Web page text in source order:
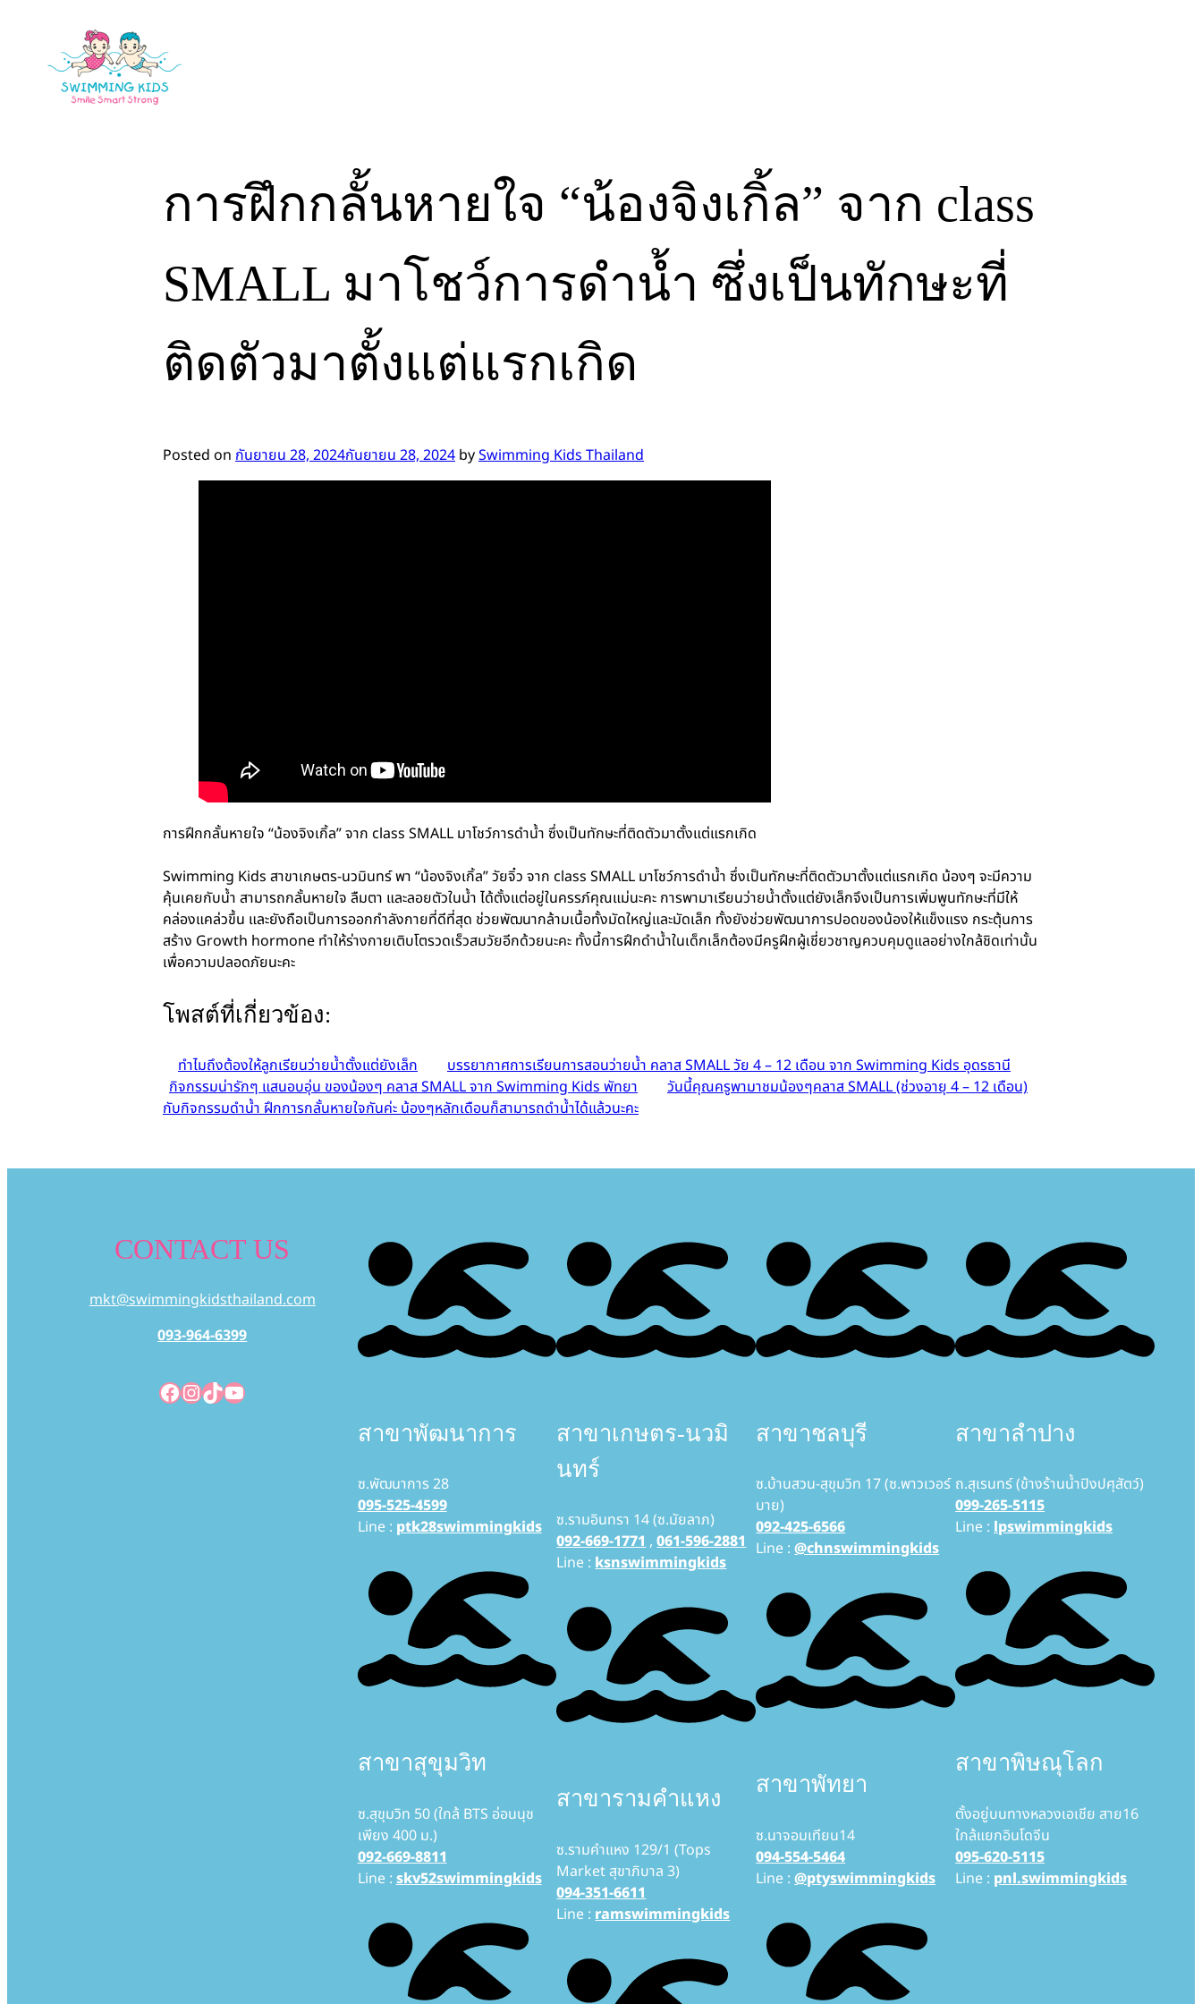
การฝึกกลั้นหายใจ “น้องจิงเกิ้ล” จาก class
SMALL มาโชว์การดำน้ำ ซึ่งเป็นทักษะที่
ติดตัวมาตั้งแต่แรกเกิด
Posted on กันยายน 28, 2024กันยายน 28, 2024 bySwimming Kids Thailand
การฝึกกลั้นหายใจ “น้องจิงเกิ้ล” จาก class SMALL มาโชว์การดำน้ำ ซึ่งเป็นทักษะที่ติดตัวมาตั้งแต่แรกเกิด
Swimming Kids สาขาเกษตร-นวมินทร์ พา “น้องจิงเกิ้ล” วัยจิ๋ว จาก class SMALL มาโชว์การดำน้ำ ซึ่งเป็นทักษะที่ติดตัวมาตั้งแต่แรกเกิด น้องๆ จะมีความ
คุ้นเคยกับน้ำ สามารถกลั้นหายใจ ลืมตา และลอยตัวในน้ำ ได้ตั้งแต่อยู่ในครรภ์คุณแม่นะคะ การพามาเรียนว่ายน้ำตั้งแต่ยังเล็กจึงเป็นการเพิ่มพูนทักษะที่มีให้
คล่องแคล่วขึ้น และยังถือเป็นการออกกำลังกายที่ดีที่สุด ช่วยพัฒนากล้ามเนื้อทั้งมัดใหญ่และมัดเล็ก ทั้งยังช่วยพัฒนาการปอดของน้องให้แข็งแรง กระตุ้นการ
สร้าง Growth hormone ทำให้ร่างกายเติบโตรวดเร็วสมวัยอีกด้วยนะคะ ทั้งนี้การฝึกดำน้ำในเด็กเล็กต้องมีครูฝึกผู้เชี่ยวชาญควบคุมดูแลอย่างใกล้ชิดเท่านั้น
เพื่อความปลอดภัยนะคะ
โพสต์ที่เกี่ยวข้อง:
ทำไมถึงต้องให้ลูกเรียนว่ายน้ำตั้งแต่ยังเล็ก
บรรยากาศการเรียนการสอนว่ายน้ำ คลาส SMALL วัย 4 – 12 เดือน จาก Swimming Kids อุดรธานี
กิจกรรมน่ารักๆ แสนอบอุ่น ของน้องๆ คลาส SMALL จาก Swimming Kids พัทยา
วันนี้คุณครูพามาชมน้องๆคลาส SMALL (ช่วงอายุ 4 – 12 เดือน)
กับกิจกรรมดำน้ำ ฝึกการกลั้นหายใจกันค่ะ น้องๆหลักเดือนก็สามารถดำน้ำได้แล้วนะคะ
CONTACT US
mkt@swimmingkidsthailand.com
093-964-6399
Facebook
Instagram
TikTok
YouTube
สาขาพัฒนาการ
ซ.พัฒนาการ 28
095-525-4599
Line : ptk28swimmingkids
สาขาสุขุมวิท
ซ.สุขุมวิท 50 (ใกล้ BTS อ่อนนุช
เพียง 400 ม.)
092-669-8811
Line : skv52swimmingkids
สาขาเกษตร-นวมิ
นทร์
ซ.รามอินทรา 14 (ซ.มัยลาภ)
092-669-1771,061-596-2881
Line :ksnswimmingkids
สาขารามคำแหง
ซ.รามคำแหง 129/1 (Tops
Market สุขาภิบาล 3)
094-351-6611
Line : ramswimmingkids
สาขาชลบุรี
ซ.บ้านสวน-สุขุมวิท 17 (ซ.พาวเวอร์
บาย)
092-425-6566
Line :@chnswimmingkids
สาขาพัทยา
ซ.นาจอมเทียน14
094-554-5464
Line :@ptyswimmingkids
สาขาลำปาง
ถ.สุเรนทร์ (ข้างร้านน้ำปิงปศุสัตว์)
099-265-5115
Line :lpswimmingkids
สาขาพิษณุโลก
ตั้งอยู่บนทางหลวงเอเชีย สาย16
ใกล้แยกอินโดจีน
095-620-5115
Line : pnl.swimmingkids